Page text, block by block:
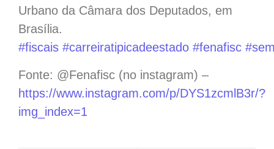
Urbano da Câmara dos Deputados, em
Brasília.
#fiscais #carreiratipicadeestado #fenafisc
Fonte: @Fenafisc (no instagram) –
https://www.instagram.com/p/DYS1zcmlB3r/?
img_index=1